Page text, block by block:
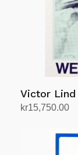
Victor Lind
kr15,750.00